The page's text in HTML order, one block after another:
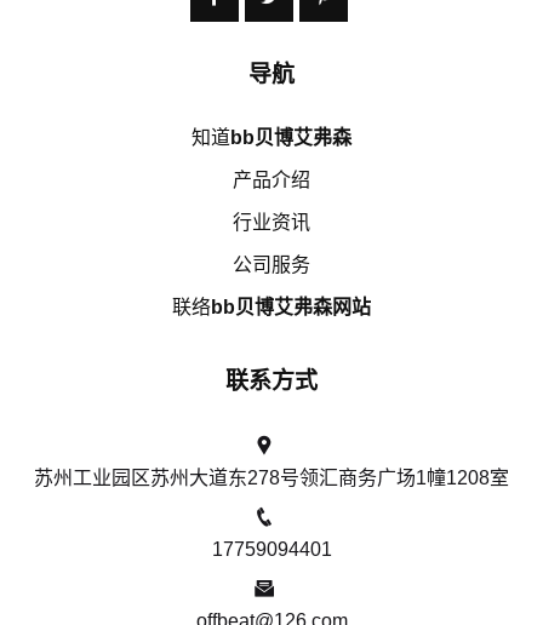
导航
知道bb贝博艾弗森
产品介绍
行业资讯
公司服务
联络bb贝博艾弗森网站
联系方式
苏州工业园区苏州大道东278号领汇商务广场1幢1208室
17759094401